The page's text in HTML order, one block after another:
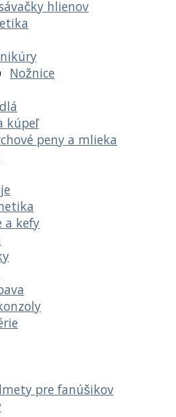
hlienov
Nožnice
kúpeľ
peny a mlieka
a kefy
pre fanúšikov